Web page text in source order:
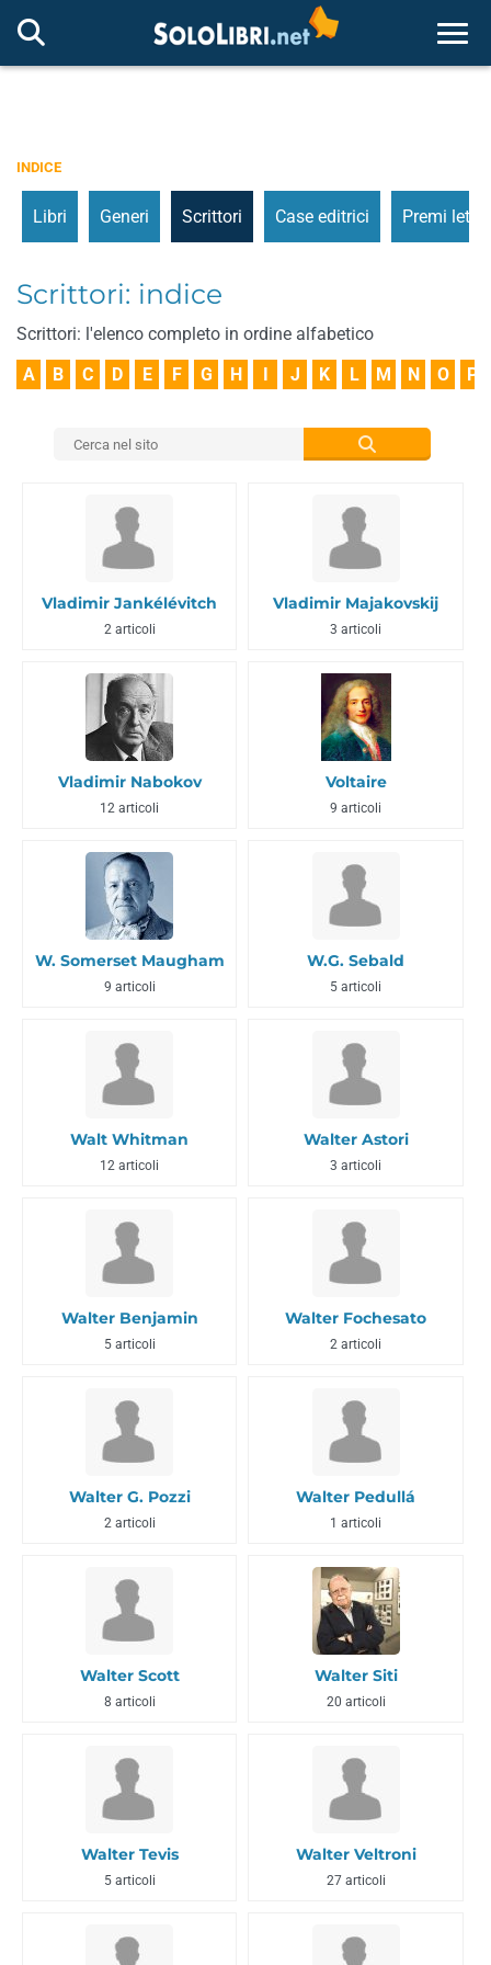
INDICE
Libri Generi Scrittori Case editrici Premi
Scrittori: indice
Scrittori: l'elenco completo in ordine alfabetico
A
B C D E F G H I J K L M N O P
Vladimir Jankélévitch
2 articoli
Vladimir Majakovskij
3 articoli
Vladimir Nabokov
12 articoli
Voltaire
9 articoli
W. Somerset Maugham
9 articoli
W.G. Sebald
5 articoli
Walt Whitman
12 articoli
Walter Astori
3 articoli
Walter Benjamin
5 articoli
Walter Fochesato
2 articoli
Walter G. Pozzi
2 articoli
Walter Pedullá
1 articoli
Walter Scott
8 articoli
Walter Siti
20 articoli
Walter Tevis
5 articoli
Walter Veltroni
27 articoli